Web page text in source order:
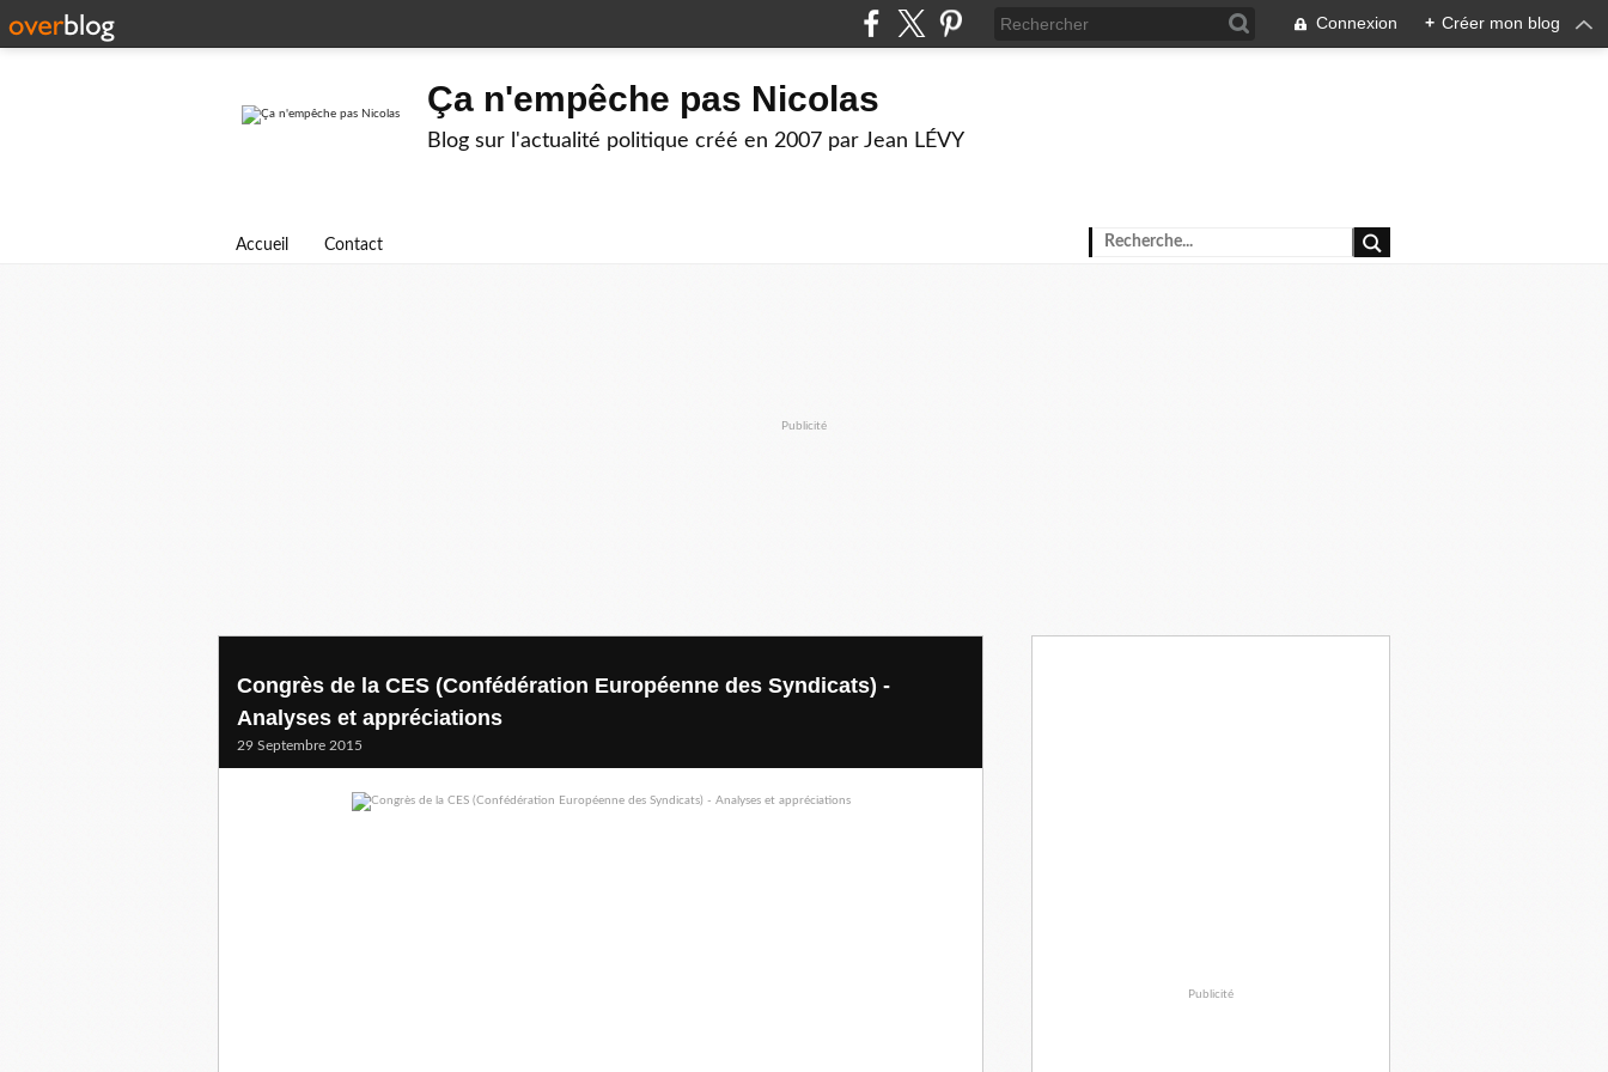
Connexion + Créer mon blog
Ça n'empêche pas Nicolas
Blog sur l'actualité politique créé en 2007 par Jean LÉVY
Accueil Contact
Publicité
Congrès de la CES (Confédération Européenne des Syndicats) -
Analyses et appréciations
29 Septembre 2015
Publicité